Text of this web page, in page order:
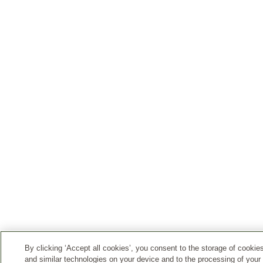
By clicking ‘Accept all cookies’, you consent to the storage of
and similar technologies on your device and to the processing of your